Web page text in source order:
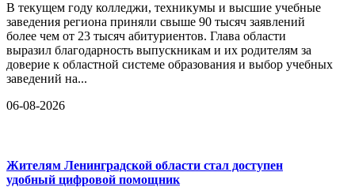
В текущем году колледжи, техникумы и высшие учебные
заведения региона приняли свыше 90 тысяч заявлений
более чем от 23 тысяч абитуриентов. Глава области
выразил благодарность выпускникам и их родителям за
доверие к областной системе образования и выбор учебных
заведений на...
06-08-2026
Жителям Ленинградской области стал доступен
удобный цифровой помощник